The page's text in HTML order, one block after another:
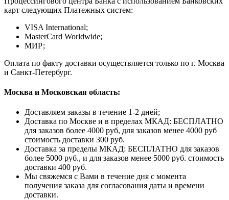
карт следующих Платежных систем:
VISA International;
MasterCard Worldwide;
МИР;
Оплата по факту доставки осуществляется только по г. Москва
и Санкт-Петербург.
Москва и Московская область:
Доставляем заказы в течение 1-2 дней;
Доставка по Москве и в пределах МКАД: БЕСПЛАТНО
для заказов более 4000 руб, для заказов менее 4000 руб
стоимость доставки 300 руб.
Доставка за пределы МКАД: БЕСПЛАТНО для заказов
более 5000 руб., и для заказов менее 5000 руб. стоимость
доставки 400 руб.
Мы свяжемся с Вами в течение дня с момента
получения заказа для согласования даты и времени
доставки.